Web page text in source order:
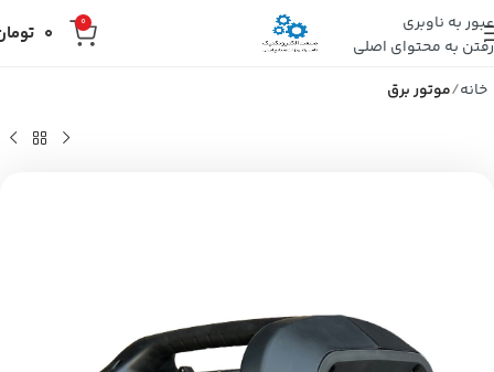
عبور به ناوبری
رفتن به محتوای اصلی
0
0
خانه موتور برق